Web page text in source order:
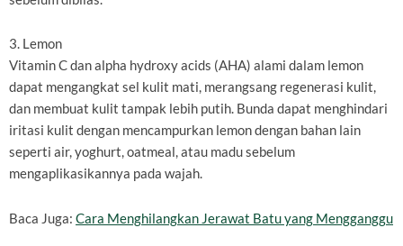
3. Lemon
Vitamin C dan alpha hydroxy acids (AHA) alami dalam lemon
dapat mengangkat sel kulit mati, merangsang regenerasi kulit,
dan membuat kulit tampak lebih putih. Bunda dapat menghindari
iritasi kulit dengan mencampurkan lemon dengan bahan lain
seperti air, yoghurt, oatmeal, atau madu sebelum
mengaplikasikannya pada wajah.
Baca Juga: Cara Menghilangkan Jerawat Batu yang Mengganggu